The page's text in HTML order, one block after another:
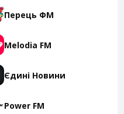
Перець ФМ
Melodia FM
Єдині Новини
Power FM